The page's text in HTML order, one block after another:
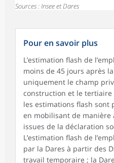
Sources : Insee et Dares
Pour en savoir plus
L’estimation flash de
moins de 45 jours après
uniquement le champ
construction et le
les estimations flash sont
en mobilisant de manière
issues de la déclaration
L’estimation flash de
par la Dares à partir des
travail temporaire ; la